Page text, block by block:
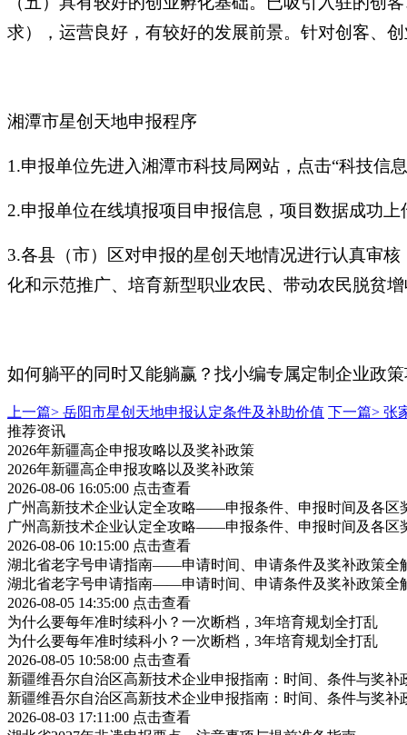
求），运营良好，有较好的发展前景。针对创客、
湘潭市星创天地申报程序
1.申报单位先进入湘潭市科技局网站，点击“科技信
2.申报单位在线填报项目申报信息，项目数据成功
3.各县（市）区对申报的星创天地情况进行认真审
化和示范推广、培育新型职业农民、带动农民脱贫
如何躺平的同时又能躺赢？找小编专属定制企业政
上一篇> 岳阳市星创天地申报认定条件及补助价值 下一篇> 张
推荐资讯
2026年新疆高企申报攻略以及奖补政策
2026年新疆高企申报攻略以及奖补政策
2026-08-06 16:05:00 点击查看
广州高新技术企业认定全攻略——申报条件、申报时间及各区
广州高新技术企业认定全攻略——申报条件、申报时间及各区
2026-08-06 10:15:00 点击查看
湖北省老字号申请指南——申请时间、申请条件及奖补政策全
湖北省老字号申请指南——申请时间、申请条件及奖补政策全
2026-08-05 14:35:00 点击查看
为什么要每年准时续科小？一次断档，3年培育规划全打乱
为什么要每年准时续科小？一次断档，3年培育规划全打乱
2026-08-05 10:58:00 点击查看
新疆维吾尔自治区高新技术企业申报指南：时间、条件与奖补
新疆维吾尔自治区高新技术企业申报指南：时间、条件与奖补
2026-08-03 17:11:00 点击查看